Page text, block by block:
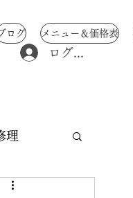
ログ メニュー＆価格表
ログイン
理
骨修理